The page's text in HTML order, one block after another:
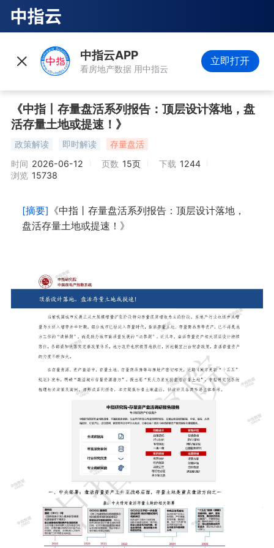
中指云APP
看房地产数据 用中指云
立即打开
《中指丨存量盘活系列报告：顶层设计落地，盘
活存量土地或提速！》
政策解读 即时解读
存量盘活
时间 2026-06-12 页数 15页 下载 1244
浏览 15738
[摘要] 《中指丨存量盘活系列报告：顶层设计落地，
盘活存量土地或提速！》